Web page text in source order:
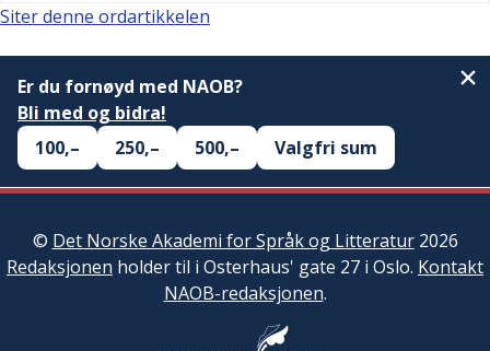
Siter denne ordartikkelen
Er du fornøyd med NAOB?
Bli med og bidra!
100,–
250,– 500,– Valgfri sum
© Det Norske Akademi for Språk og Litteratur2026
Redaksjonen holder til i Osterhaus' gate 27 i Oslo. Kontakt
NAOB-redaksjonen.